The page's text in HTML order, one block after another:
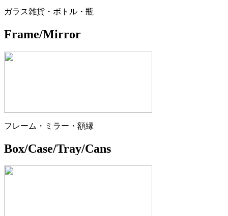
ガラス雑貨・ボトル・瓶
Frame/Mirror
フレーム・ミラー・額縁
Box/Case/Tray/Cans